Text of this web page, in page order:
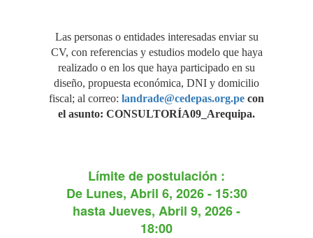
CORÍO"
Las personas o entidades interesadas enviar su
CV, con referencias y estudios modelo que haya
realizado o en los que haya participado en su
diseño, propuesta económica, DNI y domicilio
fiscal; al correo: landrade@cedepas.org.pe con
el asunto: CONSULTORÍA09_Arequipa.
Límite de postulación :
De Lunes, Abril 6, 2026 - 15:30
hastaJueves, Abril 9, 2026 -
18:00